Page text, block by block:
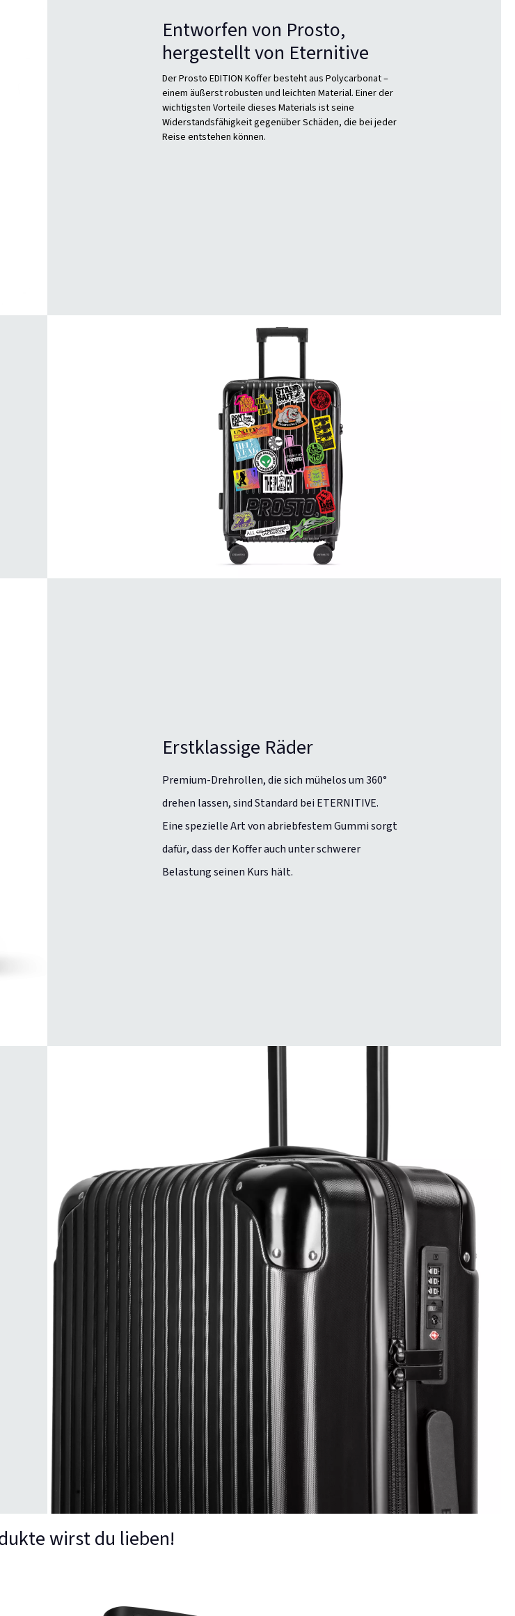
Entworfen von Prosto,
hergestellt von Eternitive
Der Prosto EDITION Koffer besteht aus Polycarbonat –
einem äußerst robusten und leichten Material. Einer der
wichtigsten Vorteile dieses Materials ist seine
Widerstandsfähigkeit gegenüber Schäden, die bei jeder
Reise entstehen können.
Erstklassige Räder
Premium-Drehrollen, die sich mühelos um 360°
drehen lassen, sind Standard bei ETERNITIVE.
Eine spezielle Art von abriebfestem Gummi sorgt
dafür, dass der Koffer auch unter schwerer
Belastung seinen Kurs hält.
wirst du lieben!